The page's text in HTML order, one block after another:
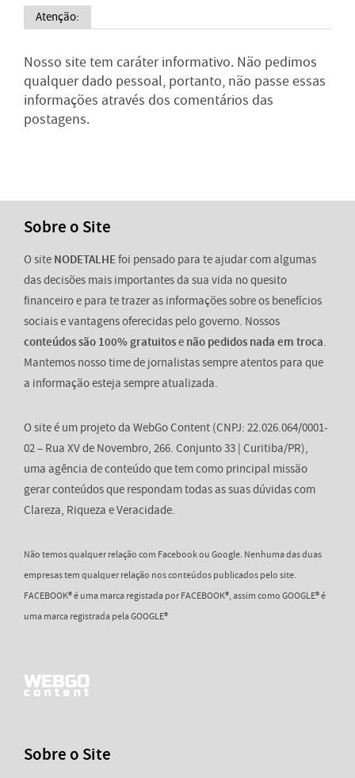
Atenção:
Nosso site tem caráter informativo. Não pedimos
qualquer dado pessoal, portanto, não passe essas
informações através dos comentários das
postagens.
Sobre o Site
O site NODETALHEfoi pensado para te ajudar com algumas
das decisões mais importantes da sua vida no quesito
financeiro e para te trazer as informações sobre os benefícios
sociais e vantagens oferecidas pelo governo. Nossos
conteúdos são 100% gratuitose não pedidos nada em troca.
Mantemos nosso time de jornalistas sempre atentos para que
a informação esteja sempre atualizada.
O site é um projeto da WebGo Content (CNPJ: 22.026.064/0001-
02 – Rua XV de Novembro, 266. Conjunto 33 | Curitiba/PR),
uma agência de conteúdo que tem como principal missão
gerar conteúdos que respondam todas as suas dúvidas com
Clareza, Riqueza e Veracidade.
Não temos qualquer relação com Facebook ou Google. Nenhuma das duas
empresas tem qualquer relação nos conteúdos publicados pelo site.
FACEBOOK® é uma marca registada por FACEBOOK®, assim como GOOGLE® é
uma marca registrada pela GOOGLE®
Sobre o Site